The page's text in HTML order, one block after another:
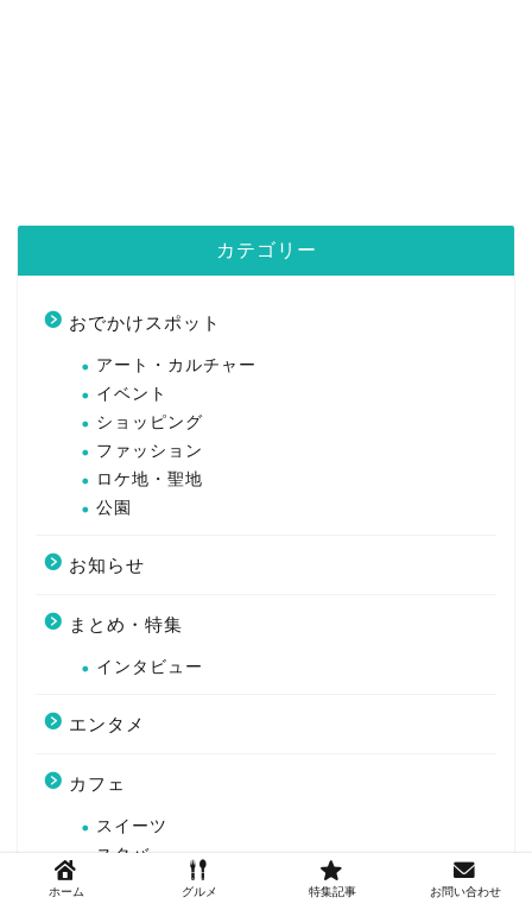
カテゴリー
おでかけスポット
アート・カルチャー
イベント
ショッピング
ファッション
ロケ地・聖地
公園
お知らせ
まとめ・特集
インタビュー
エンタメ
カフェ
スイーツ
スタバ
ホーム グルメ 特集記事 お問い合わせ